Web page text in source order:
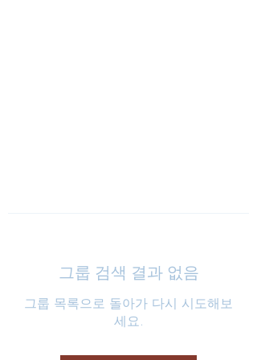
그룹 검색 결과 없음
그룹 목록으로 돌아가 다시 시도해보
세요.